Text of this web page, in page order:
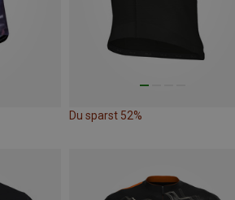
Du sparst 52%